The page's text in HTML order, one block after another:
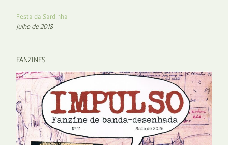
Festa da Sardinha
Julho de 2018
FANZINES